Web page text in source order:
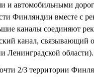
и автомобильными
Финляндии вместе с
каналы соединяют
канал, связывающий
Ленинградской области).
2/3 территории